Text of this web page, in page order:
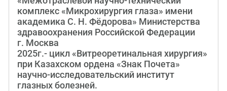
комплекс «Микрохирургия глаза» имени
академика С. Н. Фёдорова» Министерства
здравоохранения Российской Федерации
г. Москва
2025г.- цикл «Витреоретинальная хирургия»
при Казахском ордена «Знак Почета»
научно-исследовательский институт
глазных болезней.